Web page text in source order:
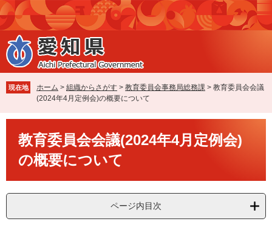
ペ
ー
ジ
の
先
で
す
メ
ニ
ュ
ー
を
ば
し
本
現在地 ホーム > 組織からさがす > 教育委員会事務局総務課 > 教育委員会会議
(2024年4月定例会)の概要について
教育委員会会議(2024年4月定例会)
の概要について
ページ内目次